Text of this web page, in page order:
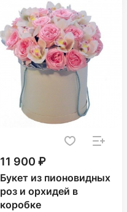
11 900 ₽
Букет из пионовидных
роз и орхидей в
коробке